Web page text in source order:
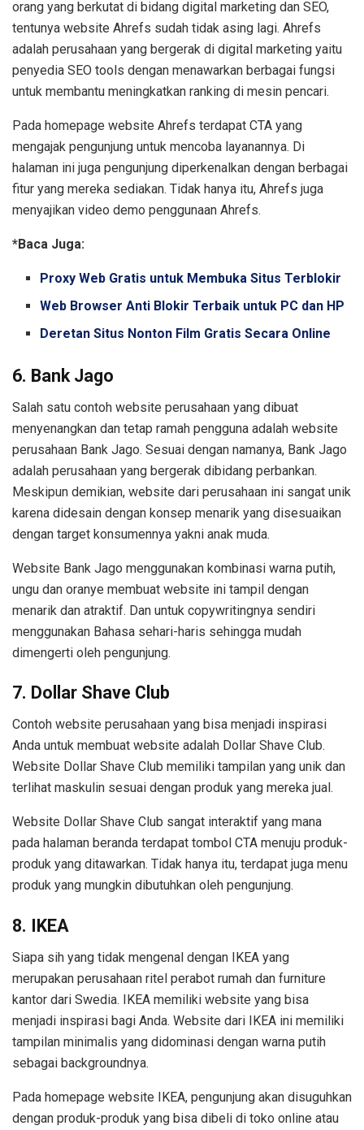
orang yang berkutat di bidang digital marketing dan SEO,
tentunya website Ahrefs sudah tidak asing lagi. Ahrefs
adalah perusahaan yang bergerak di digital marketing yaitu
penyedia SEO tools dengan menawarkan berbagai fungsi
untuk membantu meningkatkan ranking di mesin pencari.
Pada homepage website Ahrefs terdapat CTA yang
mengajak pengunjung untuk mencoba layanannya. Di
halaman ini juga pengunjung diperkenalkan dengan berbagai
fitur yang mereka sediakan. Tidak hanya itu, Ahrefs juga
menyajikan video demo penggunaan Ahrefs.
*Baca Juga:
Proxy Web Gratis untuk Membuka Situs Terblokir
Web Browser Anti Blokir Terbaik untuk PC dan HP
Deretan Situs Nonton Film Gratis Secara Online
6. Bank Jago
Salah satu contoh website perusahaan yang dibuat
menyenangkan dan tetap ramah pengguna adalah website
perusahaan Bank Jago. Sesuai dengan namanya, Bank Jago
adalah perusahaan yang bergerak dibidang perbankan.
Meskipun demikian, website dari perusahaan ini sangat unik
karena didesain dengan konsep menarik yang disesuaikan
dengan target konsumennya yakni anak muda.
Website Bank Jago menggunakan kombinasi warna putih,
ungu dan oranye membuat website ini tampil dengan
menarik dan atraktif. Dan untuk copywritingnya sendiri
menggunakan Bahasa sehari-haris sehingga mudah
dimengerti oleh pengunjung.
7. Dollar Shave Club
Contoh website perusahaan yang bisa menjadi inspirasi
Anda untuk membuat website adalah Dollar Shave Club.
Website Dollar Shave Club memiliki tampilan yang unik dan
terlihat maskulin sesuai dengan produk yang mereka jual.
Website Dollar Shave Club sangat interaktif yang mana
pada halaman beranda terdapat tombol CTA menuju produk-
produk yang ditawarkan. Tidak hanya itu, terdapat juga menu
produk yang mungkin dibutuhkan oleh pengunjung.
8. IKEA
Siapa sih yang tidak mengenal dengan IKEA yang
merupakan perusahaan ritel perabot rumah dan furniture
kantor dari Swedia. IKEA memiliki website yang bisa
menjadi inspirasi bagi Anda. Website dari IKEA ini memiliki
tampilan minimalis yang didominasi dengan warna putih
sebagai backgroundnya.
Pada homepage website IKEA, pengunjung akan disuguhkan
dengan produk-produk yang bisa dibeli di toko online atau